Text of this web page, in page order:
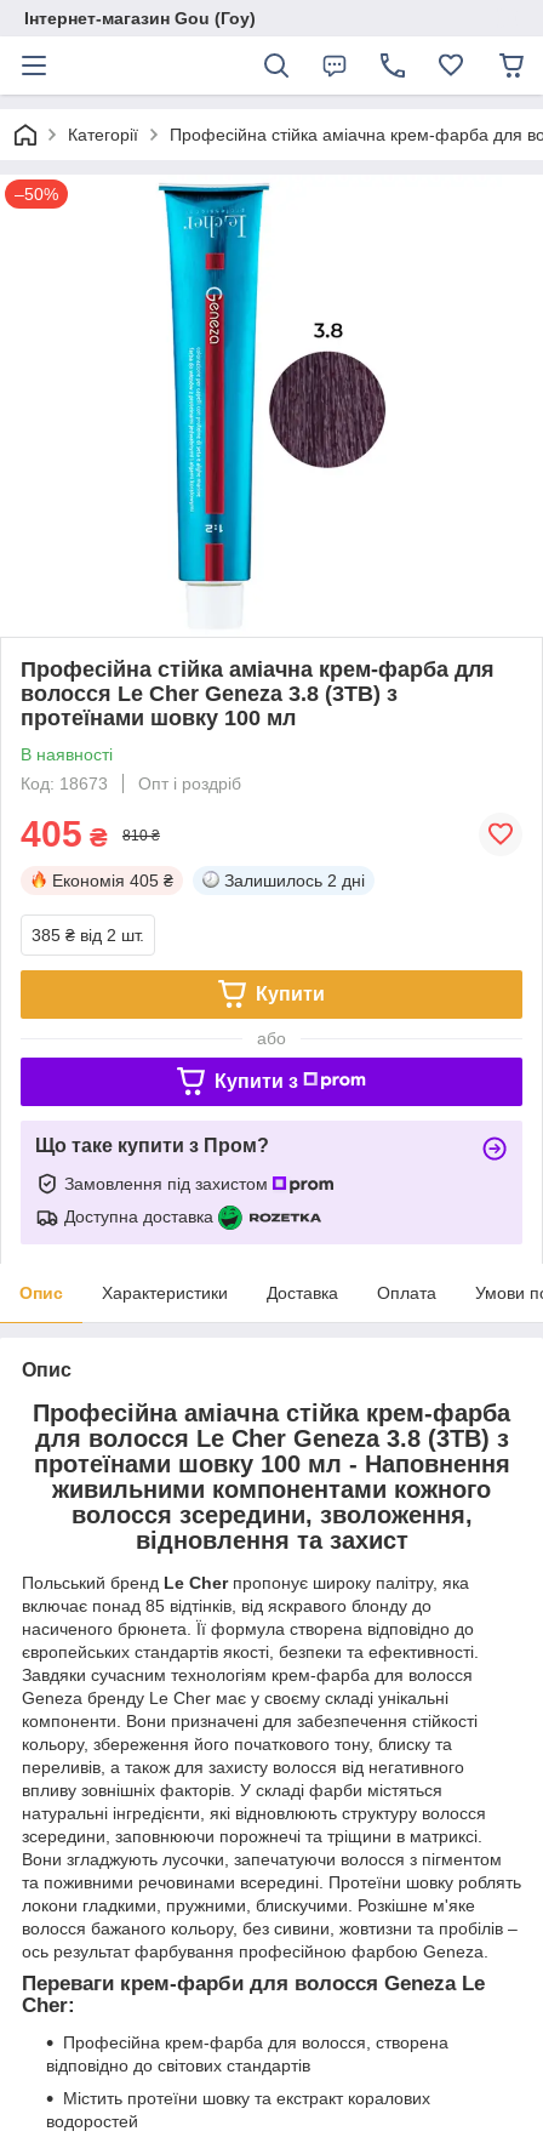
Інтернет-магазин Gou (Гоу)
Категорії Професійна стійка аміачна крем-фарба для
–50%
Професійна стійка аміачна крем-фарба для
волосся Le Cher Geneza 3.8 (3TB) з
протеїнами шовку 100 мл
В наявності
Код: 18673
Опт і роздріб
405 ₴ 810 ₴
Економія 405 ₴ Залишилось 2 дні
385 ₴ від 2 шт.
Купити
або
Купити з
Що таке купити з Пром?
Замовлення під захистом
Доступна доставка
Опис Характеристики Доставка Оплата Умови
Опис
Професійна аміачна стійка крем-фарба
для волосся Le Cher Geneza 3.8 (3TB) з
протеїнами шовку 100 мл - Наповнення
живильними компонентами кожного
волосся зсередини, зволоження,
відновлення та захист
Польський бренд Le Cherпропонує широку палітру, яка
включає понад 85 відтінків, від яскравого блонду до
насиченого брюнета. Її формула створена відповідно до
європейських стандартів якості, безпеки та ефективності.
Завдяки сучасним технологіям крем-фарба для волосся
Geneza бренду Le Cher має у своєму складі унікальні
компоненти. Вони призначені для забезпечення стійкості
кольору, збереження його початкового тону, блиску та
переливів, а також для захисту волосся від негативного
впливу зовнішніх факторів. У складі фарби містяться
натуральні інгредієнти, які відновлюють структуру волосся
зсередини, заповнюючи порожнечі та тріщини в матриксі.
Вони згладжують лусочки, запечатуючи волосся з пігментом
та поживними речовинами всередині. Протеїни шовку роблять
локони гладкими, пружними, блискучими. Розкішне м'яке
волосся бажаного кольору, без сивини, жовтизни та пробілів –
ось результат фарбування професійною фарбою Genezа.
Переваги крем-фарби для волосся Geneza Le
Cher:
Професійна крем-фарба для волосся, створена
відповідно до світових стандартів
Містить протеїни шовку та екстракт коралових
водоростей